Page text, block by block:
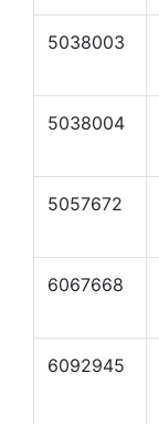
5038003
5038004
5057672
6067668
6092945